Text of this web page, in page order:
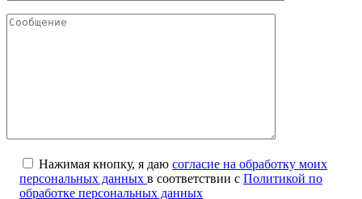
Нажимая кнопку, я даю согласие на обработку моих
персональных данных в соответствии с Политикой по
обработке персональных данных